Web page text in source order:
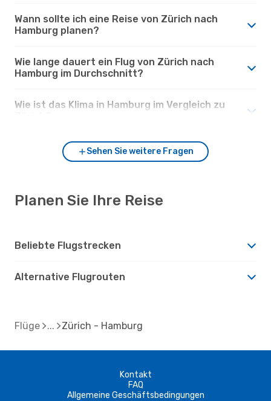
Wann sollte ich eine Reise von Zürich nach
Hamburg planen?
Wie lange dauert ein Flug von Zürich nach
Hamburg im Durchschnitt?
Wie ist das Klima in Hamburg im Vergleich zu
Sehen Sie weitere Fragen
Planen Sie Ihre Reise
Beliebte Flugstrecken
Alternative Flugrouten
Flüge Zürich - Hamburg
Kontakt
FAQ
Allgemeine Geschäftsbedingungen